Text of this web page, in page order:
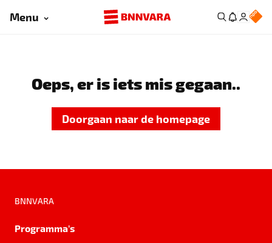
Menu
Oeps, er is iets mis gegaan..
Doorgaan naar de homepage
BNNVARA
Programma's